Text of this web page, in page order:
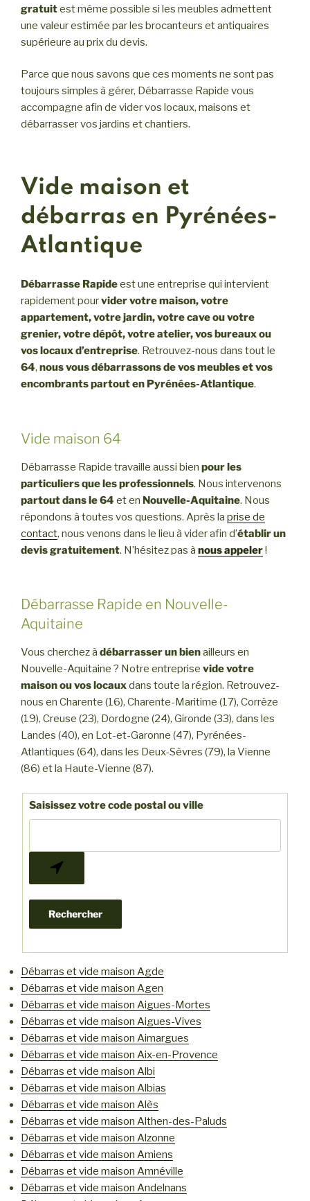
gratuitest même possible si les meubles admettent
une valeur estimée par les brocanteurs et antiquaires
supérieure au prix du devis.
Parce que nous savons que ces moments ne sont pas
toujours simples à gérer, Débarrasse Rapide vous
accompagne afin de vider vos locaux, maisons et
débarrasser vos jardins et chantiers.
Vide maison et
débarras en Pyrénées-
Atlantique
Débarrasse Rapideest une entreprise qui intervient
rapidement pourvider votre maison, votre
appartement, votre jardin, votre cave ou votre
grenier, votre dépôt, votre atelier, vos bureaux ou
vos locaux d’entreprise. Retrouvez-nous dans tout le
64, nous vous débarrassons de vos meubles et vos
encombrants partout en Pyrénées-Atlantique.
Vide maison 64
Débarrasse Rapide travaille aussi bien pour les
particuliers que les professionnels. Nous intervenons
partout dans le 64 et en Nouvelle-Aquitaine. Nous
répondons à toutes vos questions. Après la prise de
contact, nous venons dans le lieu à vider afin d’établir un
devis gratuitement. N’hésitez pas à nous appeler!
Débarrasse Rapide en Nouvelle-
Aquitaine
Vous cherchez à débarrasser un bienailleurs en
Nouvelle-Aquitaine ? Notre entreprise vide votre
maison ou vos locauxdans toute la région. Retrouvez-
nous en Charente (16), Charente-Maritime (17), Corrèze
(19), Creuse (23), Dordogne (24), Gironde (33), dans les
Landes (40), en Lot-et-Garonne (47), Pyrénées-
Atlantiques (64), dans les Deux-Sèvres (79), la Vienne
(86) et la Haute-Vienne (87).
Saisissez votre code postal ou ville
Débarras et vide maison Agde
Débarras et vide maison Agen
Débarras et vide maison Aigues-Mortes
Débarras et vide maison Aigues-Vives
Débarras et vide maison Aimargues
Débarras et vide maison Aix-en-Provence
Débarras et vide maison Albi
Débarras et vide maison Albias
Débarras et vide maison Alès
Débarras et vide maison Althen-des-Paluds
Débarras et vide maison Alzonne
Débarras et vide maison Amiens
Débarras et vide maison Amnéville
Débarras et vide maison Andelnans